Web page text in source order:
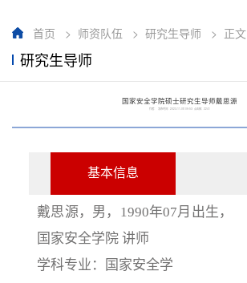
首页 > 师资队伍 > 研究生导师 > 正文
研究生导师
国家安全学院硕士研究生导师戴思源
作者： 发布时间：2023-11-08 09:53 点击数： 2241
基本信息
戴思源，男，1990年07月出生，
国家安全学院 讲师
学科专业：国家安全学